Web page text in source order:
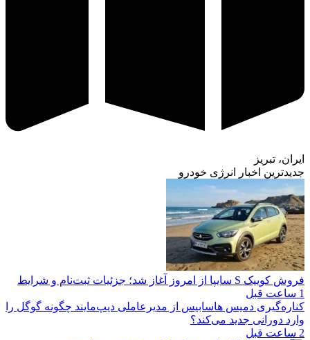
ایران، تبریز
جدیدترین اخبار انرژی خودرو
فروش کوییک S سایپا از امروز آغاز شد؛ جزئیات ثبت‌نام و شرایط
1 ساعت قبل
کناره‌گیری دمیس هاسابیس از مدیرعاملی دیپ‌مایند چگونه گوگل را
وارد دورانی جدید می‌کند؟
2 ساعت قبل